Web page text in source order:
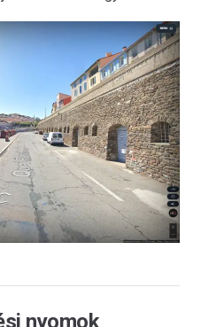
nyomok